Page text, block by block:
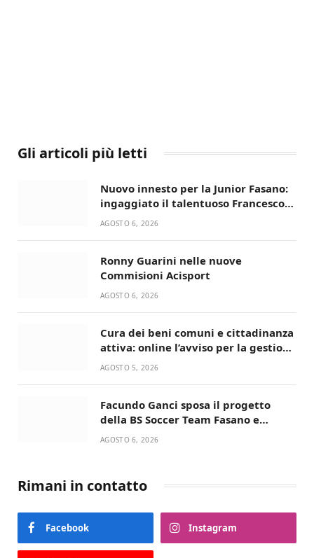
Gli articoli più letti
Nuovo innesto per la Junior Fasano:
ingaggiato il talentuoso Francesco
Lupo Timini
AGOSTO 6, 2026
Ronny Guarini nelle nuove
Commisioni Acisport
AGOSTO 6, 2026
Cura dei beni comuni e cittadinanza
attiva: online l’avviso per la gestione
condivisa della Villetta di Laureto
AGOSTO 5, 2026
Facundo Ganci sposa il progetto
della BS Soccer Team Fasano e
ritorna in campo
AGOSTO 6, 2026
Rimani in contatto
Facebook Instagram